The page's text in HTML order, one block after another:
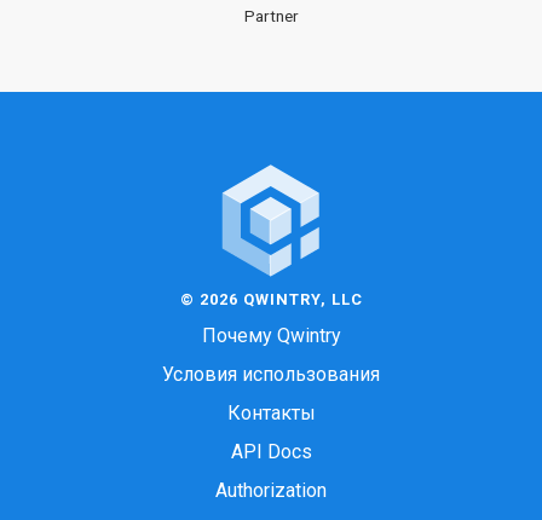
Partner
© 2026 QWINTRY, LLC
Почему Qwintry
Условия использования
Контакты
API Docs
Authorization